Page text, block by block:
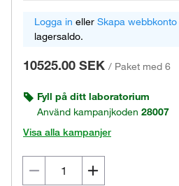
Logga in eller Skapa webbkonto
lagersaldo.
10525.00 SEK / Paket med 6
Fyll på ditt laboratorium
Använd kampanjkoden 28007
Visa alla kampanjer